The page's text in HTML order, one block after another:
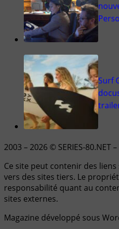
Surf
2003 – 2026 © SERIES-80.NET
Ce site peut contenir des
vers des sites tiers. Le
responsabilité quant au
sites externes.
Magazine développé sous